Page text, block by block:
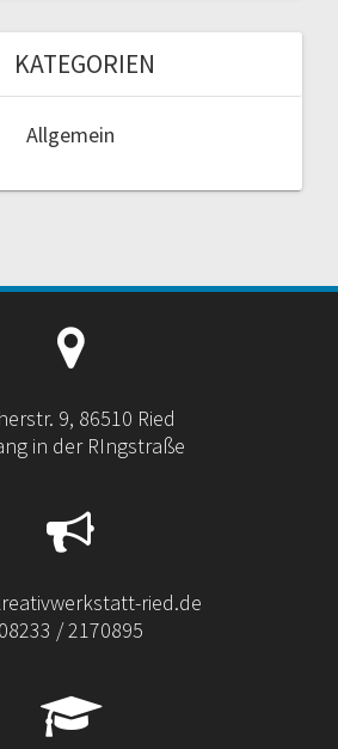
KATEGORIEN
Allgemein
9, 86510 Ried
in der RIngstraße
ried.de
08233 / 2170895